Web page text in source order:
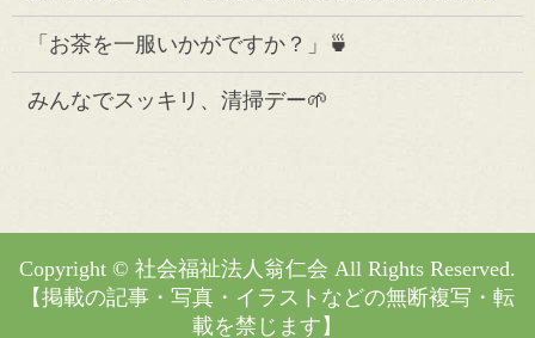
「お茶を一服いかがですか？」🍵
みんなでスッキリ、清掃デー🌱
Copyright © 社会福祉法人翁仁会 All Rights Reserved.
【掲載の記事・写真・イラストなどの無断複写・転
載を禁じます】